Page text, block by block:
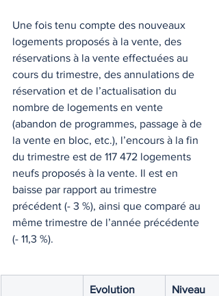
Une fois tenu compte des nouveaux
logements proposés à la vente, des
réservations à la vente effectuées au
cours du trimestre, des annulations de
réservation et de l’actualisation du
nombre de logements en vente
(abandon de programmes, passage à de
la vente en bloc, etc.), l’encours à la fin
du trimestre est de 117 472 logements
neufs proposés à la vente. Il est en
baisse par rapport au trimestre
précédent (- 3 %), ainsi que comparé au
même trimestre de l’année précédente
(- 11,3 %).
Evolution
Niveau